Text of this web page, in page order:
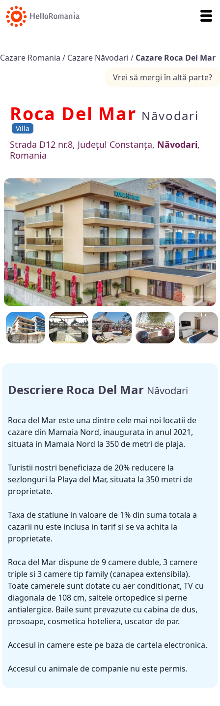
Cazare Romania / Cazare Năvodari / Cazare Roca Del Mar
Vrei să mergi în altă parte?
Roca Del Mar Năvodari
Villa
Strada D12 nr.8, Județul Constanța, Năvodari,
Romania
Descriere Roca Del Mar Năvodari
Roca del Mar este una dintre cele mai noi locatii de
cazare din Mamaia Nord, inaugurata in anul 2021,
situata in Mamaia Nord la 350 de metri de plaja.
Turistii nostri beneficiaza de 20% reducere la
sezlonguri la Playa del Mar, situata la 350 metri de
proprietate.
Taxa de statiune in valoare de 1% din suma totala a
cazarii nu este inclusa in tarif si se va achita la
proprietate.
Roca del Mar dispune de 9 camere duble, 3 camere
triple si 3 camere tip family (canapea extensibila).
Toate camerele sunt dotate cu aer conditionat, TV cu
diagonala de 108 cm, saltele ortopedice si perne
antialergice. Baile sunt prevazute cu cabina de dus,
prosoape, cosmetica hoteliera, uscator de par.
Accesul in camere este pe baza de cartela electronica.
Accesul cu animale de companie nu este permis.